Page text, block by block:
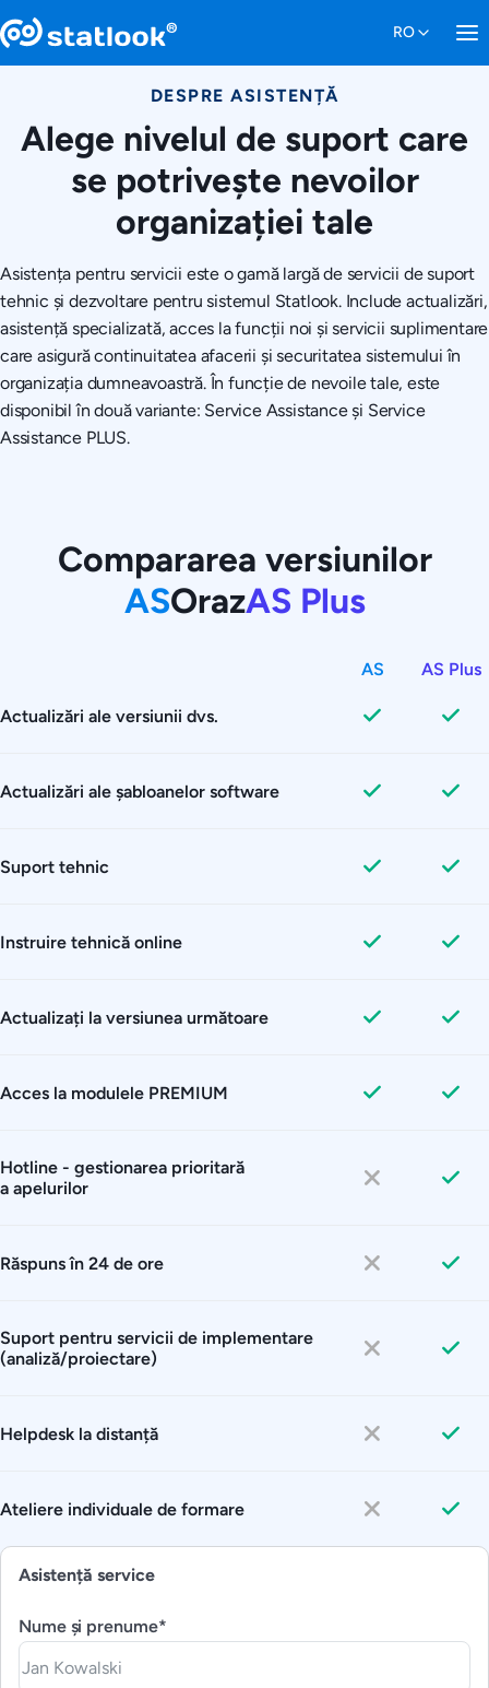
DESPRE ASISTENȚĂ
Alege nivelul de suport care
se potrivește nevoilor
organizației tale
Asistența pentru servicii este o gamă largă de servicii de suport
tehnic și dezvoltare pentru sistemul Statlook. Include actualizări,
asistență specializată, acces la funcții noi și servicii suplimentare
care asigură continuitatea afacerii și securitatea sistemului în
organizația dumneavoastră. În funcție de nevoile tale, este
disponibil în două variante: Service Assistance și Service
Assistance PLUS.
Compararea versiunilor
ASOrazAS Plus
AS AS Plus
Actualizări ale versiunii dvs.
Actualizări ale șabloanelor software
Suport tehnic
Instruire tehnică online
Actualizați la versiunea următoare
Acces la modulele PREMIUM
Hotline - gestionarea prioritară
a apelurilor
Răspuns în 24 de ore
Suport pentru servicii de implementare
(analiză/proiectare)
Helpdesk la distanță
Ateliere individuale de formare
Asistență service
Nume și prenume*